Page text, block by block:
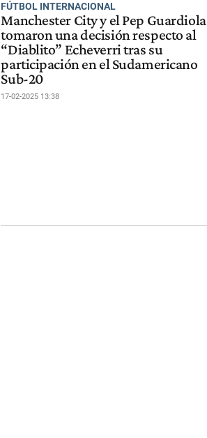
FÚTBOL INTERNACIONAL
Manchester City y el Pep Guardiola
tomaron una decisión respecto al
“Diablito” Echeverri tras su
participación en el Sudamericano
Sub-20
17-02-2025 13:38